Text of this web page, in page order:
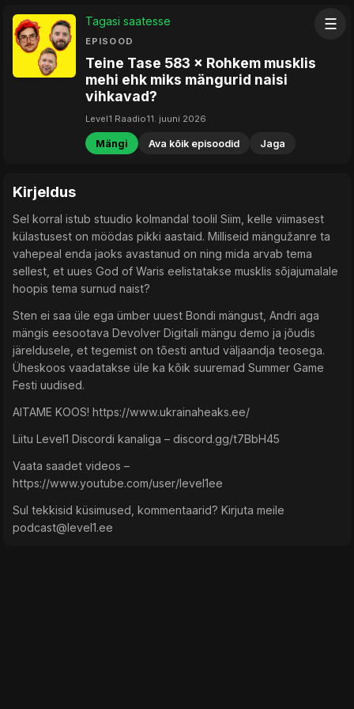
☰
Tagasi saatesse
EPISOOD
Teine Tase 583 × Rohkem musklis
mehi ehk miks mängurid naisi
vihkavad?
Level1 Raadio11. juuni 2026
Mängi Ava kõik episoodid Jaga
Kirjeldus
Sel korral istub stuudio kolmandal toolil Siim, kelle viimasest
külastusest on möödas pikki aastaid. Milliseid mängužanre ta
vahepeal enda jaoks avastanud on ning mida arvab tema
sellest, et uues God of Waris eelistatakse musklis sõjajumalale
hoopis tema surnud naist?
Sten ei saa üle ega ümber uuest Bondi mängust, Andri aga
mängis eesootava Devolver Digitali mängu demo ja jõudis
järeldusele, et tegemist on tõesti antud väljaandja teosega.
Üheskoos vaadatakse üle ka kõik suuremad Summer Game
Festi uudised.
AITAME KOOS! https://www.ukrainaheaks.ee/
Liitu Level1 Discordi kanaliga – discord.gg/t7BbH45
Vaata saadet videos –
https://www.youtube.com/user/level1ee
Sul tekkisid küsimused, kommentaarid? Kirjuta meile
podcast@level1.ee